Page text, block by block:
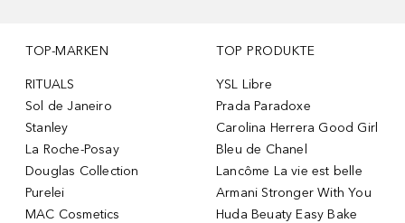
TOP-MARKEN
RITUALS
Sol de Janeiro
Stanley
La Roche-Posay
Douglas Collection
Purelei
MAC Cosmetics
TOP PRODUKTE
YSL Libre
Prada Paradoxe
Carolina Herrera Good Girl
Bleu de Chanel
Lancôme La vie est belle
Armani Stronger With You
Huda Beuaty Easy Bake